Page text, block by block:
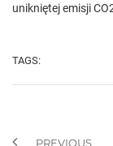
unikniętej emisji
TAGS:
PREVIOUS